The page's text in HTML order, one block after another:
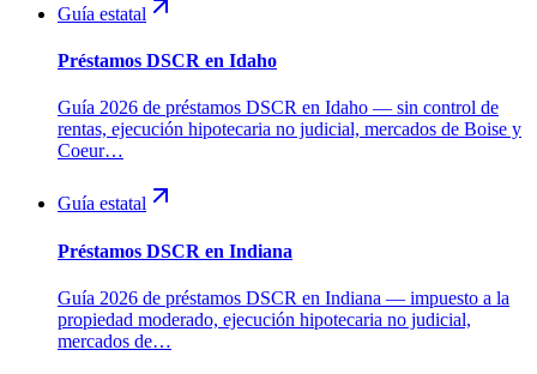
Guía estatal
Préstamos DSCR en Idaho
Guía 2026 de préstamos DSCR en Idaho — sin control de
rentas, ejecución hipotecaria no judicial, mercados de Boise y
Coeur…
Guía estatal
Préstamos DSCR en Indiana
Guía 2026 de préstamos DSCR en Indiana — impuesto a la
propiedad moderado, ejecución hipotecaria no judicial,
mercados de…